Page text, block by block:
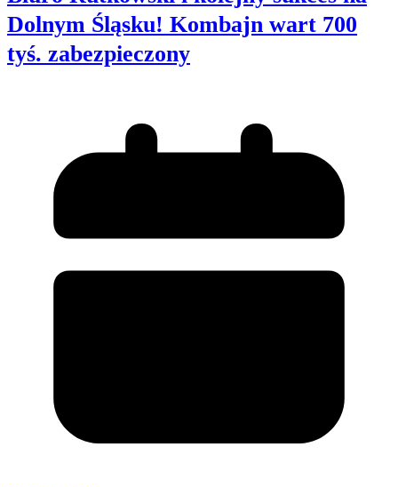
Dolnym Śląsku! Kombajn wart 700
tyś. zabezpieczony